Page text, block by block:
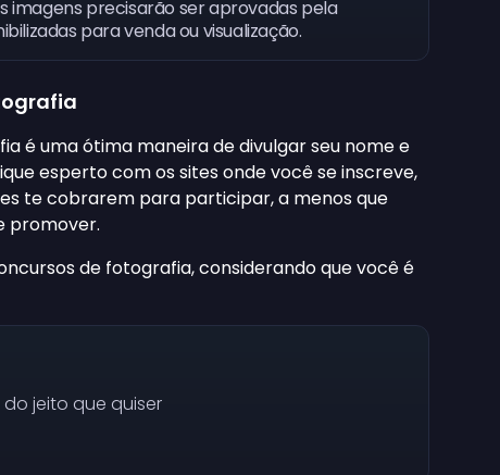
imagens precisarão ser aprovadas pela
para venda ou visualização.
é uma ótima maneira de divulgar seu nome e
esperto com os sites onde você se inscreve,
te cobrarem para participar, a menos que
promover.
de fotografia, considerando que você é
jeito que quiser